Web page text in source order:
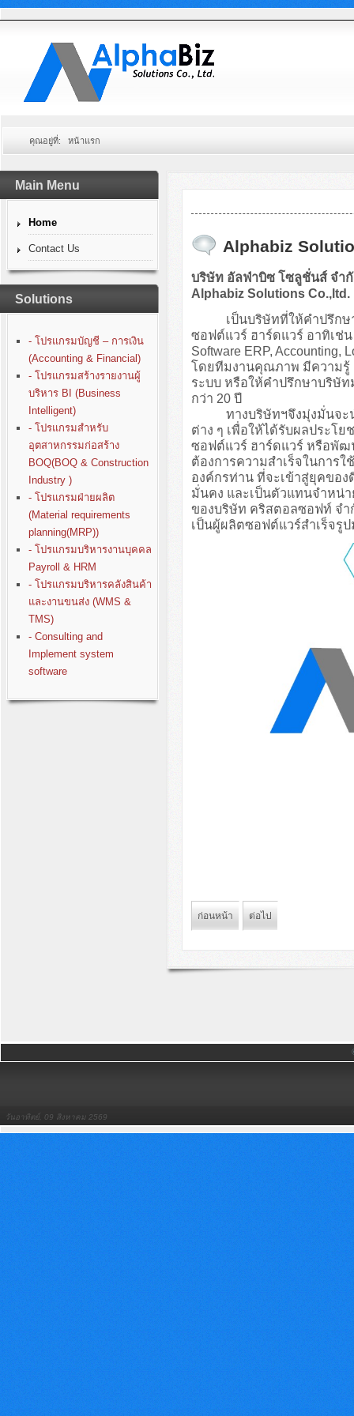
คุณอยู่ที่: หน้าแรก
Main Menu
Home
Contact Us
Solutions
- โปรแกรมบัญชี – การเงิน
(Accounting & Financial)
- โปรแกรมสร้างรายงานผู้
บริหาร BI (Business
Intelligent)
- โปรแกรมสำหรับ
อุตสาหกรรมก่อสร้าง
BOQ(BOQ & Construction
Industry )
- โปรแกรมฝ่ายผลิต
(Material requirements
planning(MRP))
- โปรแกรมบริหารงานบุคคล
Payroll & HRM
- โปรแกรมบริหารคลังสินค้า
และงานขนส่ง (WMS &
TMS)
- Consulting and
Implement system
software
Alphabiz
บริษัท อัลฟ่าบิซ โซลูชั่นส์ จำ
Alphabiz Solutions Co.,ltd.
เป็นบริษัทที่ให้คำปรึกษา
ซอฟต์แวร์ ฮาร์ดแวร์ อาทิเช่
Software ERP,
โดยทีมงานคุณภาพ มีความรู้
ระบบ หรือให้คำปรึกษาบริษั
กว่า 20 ปี
ทางบริษัทฯจึงมุ่งมั่นจะน
ต่าง ๆ เพื่อให้ได้รับผลประโย
ซอฟต์แวร์ ฮาร์ดแวร์ หรือพัฒ
ต้องการความสำเร็จในการ
องค์กรท่าน ที่จะเข้าสู่ยุคขอ
มั่นคง และเป็นตัวแทนจำหน่
ของบริษัท คริสตอลซอฟท์ จำ
เป็นผู้ผลิตซอฟต์แวร์สำเร็จรู
ก่อนหน้า ต่อไป
วันอาทิตย์, 09 สิงหาคม 2569